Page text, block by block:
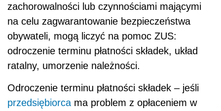
zachorowalności lub czynnościami mającymi
na celu zagwarantowanie bezpieczeństwa
obywateli, mogą liczyć na pomoc ZUS:
odroczenie terminu płatności składek, układ
ratalny, umorzenie należności.
Odroczenie terminu płatności składek – jeśli
przedsiębiorca ma problem z opłaceniem w